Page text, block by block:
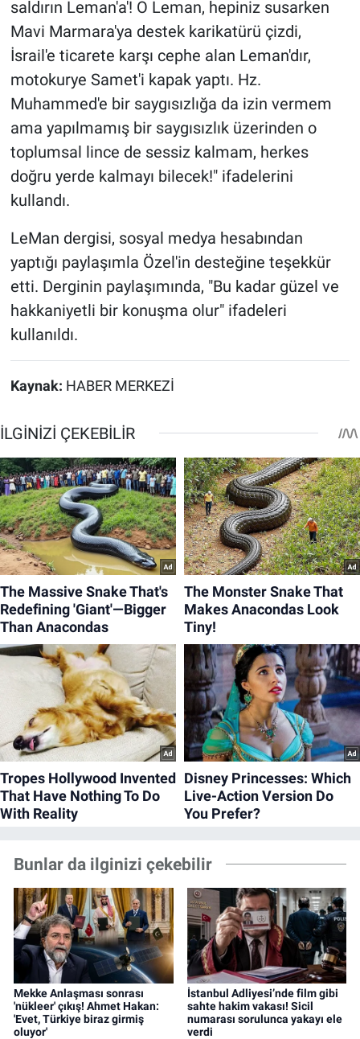
saldırın Leman'a'! O Leman, hepiniz susarken
Mavi Marmara'ya destek karikatürü çizdi,
İsrail'e ticarete karşı cephe alan Leman'dır,
motokurye Samet'i kapak yaptı. Hz.
Muhammed'e bir saygısızlığa da izin vermem
ama yapılmamış bir saygısızlık üzerinden o
toplumsal lince de sessiz kalmam, herkes
doğru yerde kalmayı bilecek!" ifadelerini
kullandı.
LeMan dergisi, sosyal medya hesabından
yaptığı paylaşımla Özel'in desteğine teşekkür
etti. Derginin paylaşımında, "Bu kadar güzel ve
hakkaniyetli bir konuşma olur" ifadeleri
kullanıldı.
Kaynak: HABER MERKEZİ
Bunlar da ilginizi çekebilir
Mekke Anlaşması sonrası
'nükleer' çıkış! Ahmet Hakan:
'Evet, Türkiye biraz girmiş
oluyor'
İstanbul Adliyesi’nde film gibi
sahte hakim vakası! Sicil
numarası sorulunca yakayı ele
verdi